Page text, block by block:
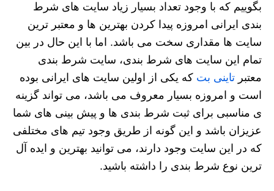
بگوییم که با وجود تعداد بسیار زیاد سایت های شرط
بندی ایرانی امروزه پیدا کردن بهترین ها و معتبر ترین
سایت ها مقداری سخت می باشد. اما با این حال در بین
تمام این سایت های شرط بندی، سایت شرط بندی
معتبر تاینی بت که یکی از اولین سایت های ایرانی بوده
است و امروزه بسیار معروف می باشد، می تواند گزینه
ی مناسبی برای ثبت شرط بندی ها و پیش بینی های شما
عزیزان باشد و این گونه از طریق وجود تیم های مختلفی
که در این سایت وجود دارند، می توانید بهترین و ایده آل
ترین نوع شرط بندی را داشته باشید.